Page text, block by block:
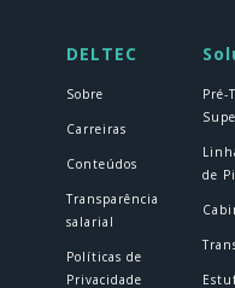
DELTEC
Sobre
Carreiras
Conteúdos
Transparência
salarial
Políticas de
Privacidade
Pré-
de